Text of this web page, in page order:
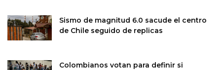
Sismo de magnitud 6.0 sacude el centro
de Chile seguido de replicas
Colombianos votan para definir si